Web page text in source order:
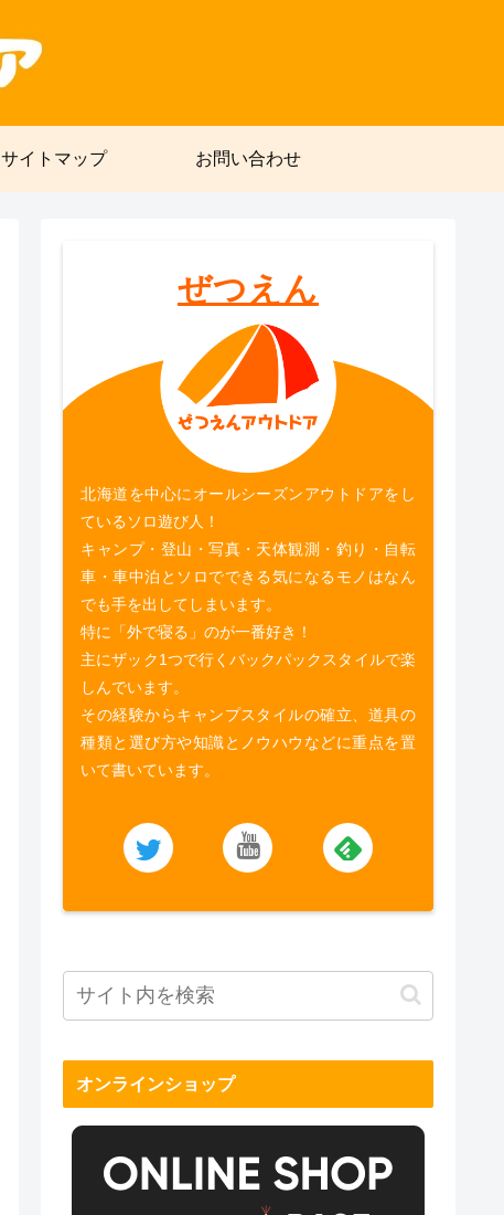
サイトマップ お問い合わせ
ぜつえん
北海道を中心にオールシーズンアウトドアをし
ているソロ遊び人！
キャンプ・登山・写真・天体観測・釣り・自転
車・車中泊とソロでできる気になるモノはなん
でも手を出してしまいます。
特に「外で寝る」のが一番好き！
主にザック1つで行くバックパックスタイルで楽
しんでいます。
その経験からキャンプスタイルの確立、道具の
種類と選び方や知識とノウハウなどに重点を置
いて書いています。
オンラインショップ